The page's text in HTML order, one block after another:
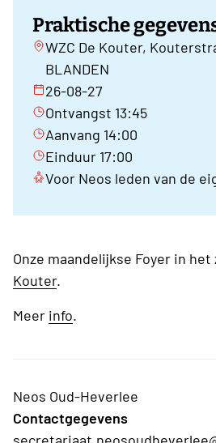
Praktische
WZC De Kouter,
BLANDEN
26-08-27
Ontvangst 13:45
Aanvang 14:00
Einduur 17:00
Voor Neos leden van de
Onze maandelijkse Foyer in het
Kouter.
Meer info.
Neos Oud-Heverlee
Contactgegevens